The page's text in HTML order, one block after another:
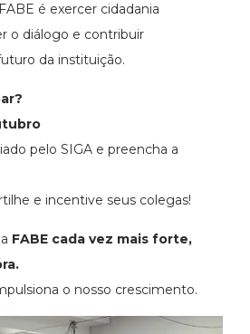
é exercer cidadania
o diálogo e contribuir
da instituição.
pelo SIGA e preencha a
e incentive seus colegas!
FABE cada vez mais forte,
o nosso crescimento.